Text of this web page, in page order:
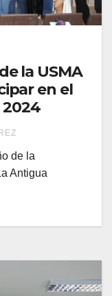
la USMA
en el
de la
Antigua